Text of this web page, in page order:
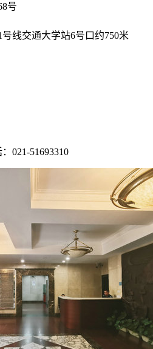
号
线交通大学站6号口约750米
021-51693310